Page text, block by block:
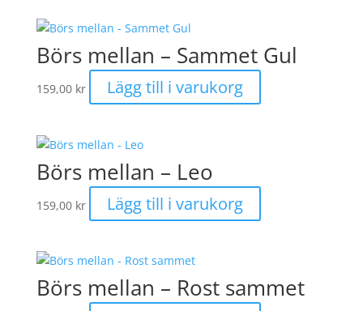
Börs mellan – Sammet Gul
159,00 kr Lägg till i varukorg
Börs mellan – Leo
159,00 kr Lägg till i varukorg
Börs mellan – Rost sammet